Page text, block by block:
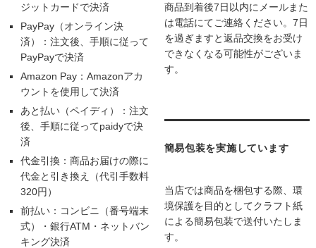
ジットカードで決済
PayPay（オンライン決
済）：注文後、手順に従って
PayPayで決済
Amazon Pay：Amazonアカ
ウントを使用して決済
あと払い（ペイディ）：注文
後、手順に従ってpaidyで決
済
代金引換：商品お届けの際に
代金と引き換え（代引手数料
320円）
前払い：コンビニ（番号端末
式）・銀行ATM・ネットバン
キング決済
商品到着後7日以内にメールまた
は電話にてご連絡ください。7日
を過ぎますと返品交換をお受け
できなくなる可能性がございま
す。
簡易包装を実施しています
当店では商品を梱包する際、環
境保護を目的としてクラフト紙
による簡易包装で送付いたしま
す。